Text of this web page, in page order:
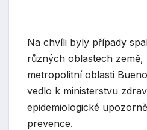
Na chvíli byly případy
různých oblastech země,
metropolitní oblasti
vedlo k ministerstvu
epidemiologické
prevence.